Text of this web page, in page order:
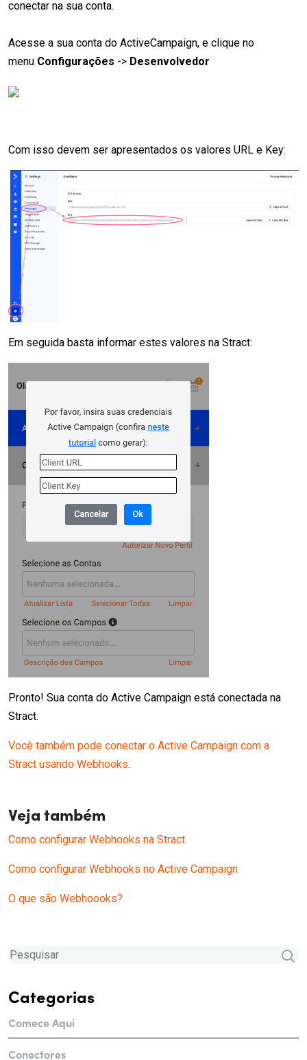
conectar na sua conta.
Acesse a sua conta do ActiveCampaign, e clique no
menu Configurações -> Desenvolvedor
Com isso devem ser apresentados os valores URL e Key:
Em seguida basta informar estes valores na Stract:
Pronto! Sua conta do Active Campaign está conectada na
Stract.
Você também pode conectar o Active Campaign com a
Stract usando Webhooks.
Veja também
Como configurar Webhooks na Stract
Como configurar Webhooks no Active Campaign
O que são Webhoooks?
Categorias
Comece Aqui
Conectores